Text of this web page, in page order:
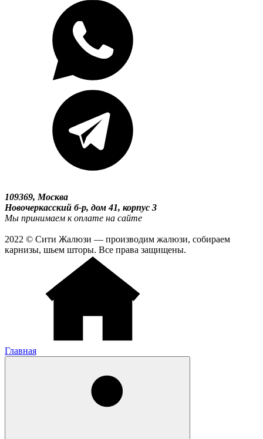
109369, Москва
Новочеркасский б-р, дом 41, корпус 3
Мы принимаем к оплате на сайте
2022 © Сити Жалюзи — производим жалюзи, собираем
карнизы, шьем шторы. Все права защищены.
Главная